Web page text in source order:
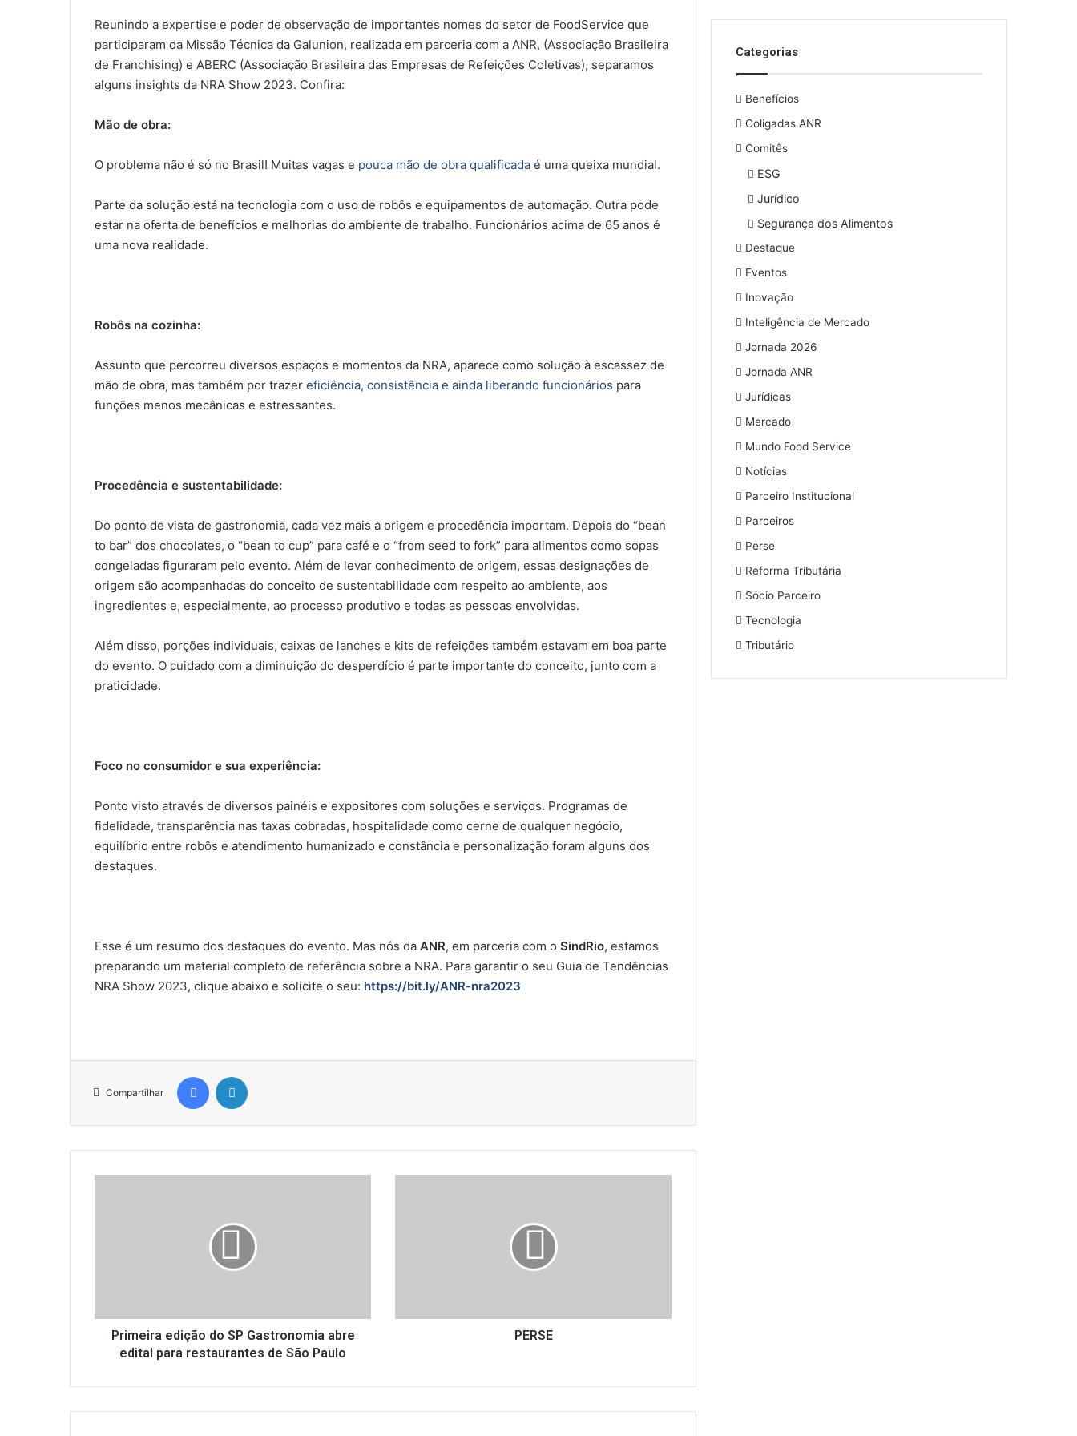
Reunindo a expertise e poder de observação de importantes nomes do setor de FoodService que
participaram da Missão Técnica da Galunion, realizada em parceria com a ANR, (Associação Brasileira
de Franchising) e ABERC (Associação Brasileira das Empresas de Refeições Coletivas), separamos
alguns insights da NRA Show 2023. Confira:
Mão de obra:
O problema não é só no Brasil! Muitas vagas e pouca mão de obra qualificada é uma queixa mundial.
Parte da solução está na tecnologia com o uso de robôs e equipamentos de automação. Outra pode
estar na oferta de benefícios e melhorias do ambiente de trabalho. Funcionários acima de 65 anos é
uma nova realidade.
Robôs na cozinha:
Assunto que percorreu diversos espaços e momentos da NRA, aparece como solução à escassez de
mão de obra, mas também por trazer eficiência, consistência e ainda liberando funcionários para
funções menos mecânicas e estressantes.
Procedência e sustentabilidade:
Do ponto de vista de gastronomia, cada vez mais a origem e procedência importam. Depois do “bean
to bar” dos chocolates, o “bean to cup” para café e o “from seed to fork” para alimentos como sopas
congeladas figuraram pelo evento. Além de levar conhecimento de origem, essas designações de
origem são acompanhadas do conceito de sustentabilidade com respeito ao ambiente, aos
ingredientes e, especialmente, ao processo produtivo e todas as pessoas envolvidas.
Além disso, porções individuais, caixas de lanches e kits de refeições também estavam em boa parte
do evento. O cuidado com a diminuição do desperdício é parte importante do conceito, junto com a
praticidade.
Foco no consumidor e sua experiência:
Ponto visto através de diversos painéis e expositores com soluções e serviços. Programas de
fidelidade, transparência nas taxas cobradas, hospitalidade como cerne de qualquer negócio,
equilíbrio entre robôs e atendimento humanizado e constância e personalização foram alguns dos
destaques.
Esse é um resumo dos destaques do evento. Mas nós da ANR, em parceria com o SindRio, estamos
preparando um material completo de referência sobre a NRA. Para garantir o seu Guia de Tendências
NRA Show 2023, clique abaixo e solicite o seu: https://bit.ly/ANR-nra2023
Compartilhar
e
ã
Primeira edição do SP Gastronomia abre
edital para restaurantes de São Paulo
PERSE
s
u
e
d
e
e
a
i
Categorias
Benefícios
Coligadas ANR
Comitês
ESG
Jurídico
Segurança dos Alimentos
Destaque
Eventos
Inovação
Inteligência de Mercado
Jornada 2026
Jornada ANR
Jurídicas
Mercado
Mundo Food Service
Notícias
Parceiro Institucional
Parceiros
Perse
Reforma Tributária
Sócio Parceiro
Tecnologia
Tributário